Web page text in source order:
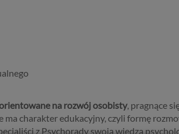
na rozwój osobisty, pragnące
ma charakter edukacyjny, czyli formę
z Psychorady swoją wiedzą